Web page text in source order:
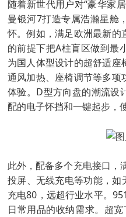
随着新世代用户对“豪华家
曼银河7打造专属浩瀚星舱
怀。例如，满足欧洲最新的
的前提下把A柱盲区做到最
为国人体型设计的超舒适
通风加热、座椅调节等多
体验。D型方向盘的潮流设
配的电子怀挡和一键起步，
此外，配备多个充电接口，
投屏、无线充电等功能，
充电80，远超行业水平。
日常用品的收纳需求。超